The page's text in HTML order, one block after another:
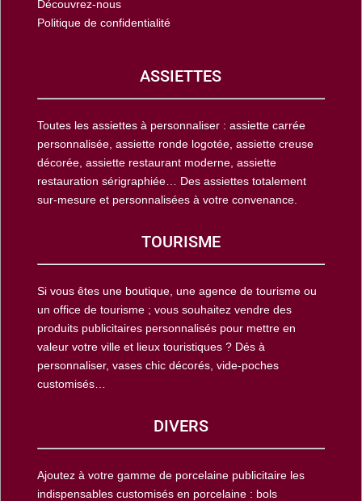
Découvrez-nous
Politique de confidentialité
ASSIETTES
Toutes les assiettes à personnaliser : assiette carrée
personnalisée, assiette ronde logotée, assiette creuse
décorée, assiette restaurant moderne, assiette
restauration sérigraphiée… Des assiettes totalement
sur-mesure et personnalisées à votre convenance.
TOURISME
Si vous êtes une boutique, une agence de tourisme ou
un office de tourisme ; vous souhaitez vendre des
produits publicitaires personnalisés pour mettre en
valeur votre ville et lieux touristiques ? Dés à
personnaliser, vases chic décorés, vide-poches
customisés…
DIVERS
Ajoutez à votre gamme de porcelaine publicitaire les
indispensables customisés en porcelaine : bols